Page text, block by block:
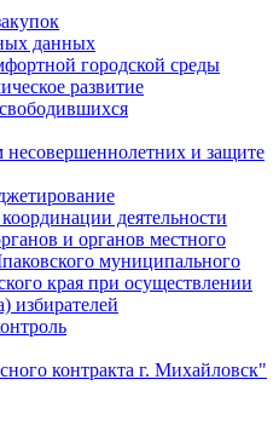
данных
городской среды
развитие
несовершеннолетних и защите
деятельности
и органов местного
муниципального
края при осуществлении
избирателей
контракта г. Михайловск"